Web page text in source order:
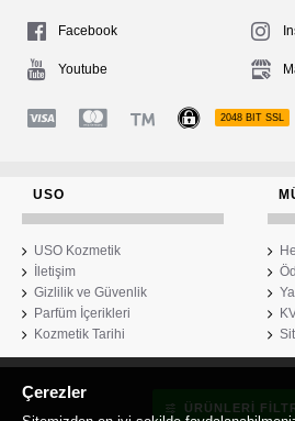
Facebook
Youtube
2048 BIT SSL
USO
USO Kozmetik
İletişim
Gizlilik ve Güvenlik
Parfüm İçerikleri
Kozmetik Tarihi
USO
Çerezler
ÜRÜNLERI